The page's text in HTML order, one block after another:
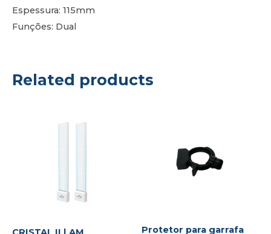
Espessura: 115mm
Funções: Dual
Related products
Protetor para garrafa